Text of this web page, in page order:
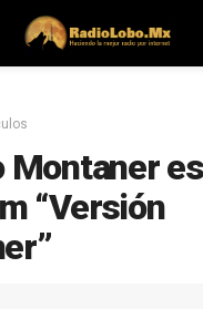
Montaner
“Versión